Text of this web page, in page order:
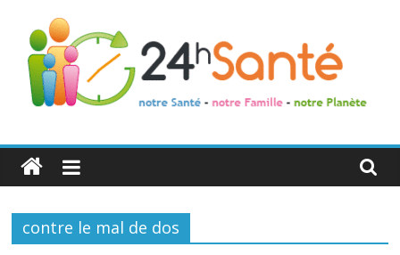
24h
Santé
Lacontre le mal de dos